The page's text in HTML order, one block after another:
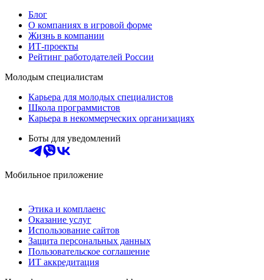
Блог
О компаниях в игровой форме
Жизнь в компании
ИТ-проекты
Рейтинг работодателей России
Молодым специалистам
Карьера для молодых специалистов
Школа программистов
Карьера в некоммерческих организациях
Боты для уведомлений
Мобильное приложение
Этика и комплаенс
Оказание услуг
Использование сайтов
Защита персональных данных
Пользовательское соглашение
ИТ аккредитация